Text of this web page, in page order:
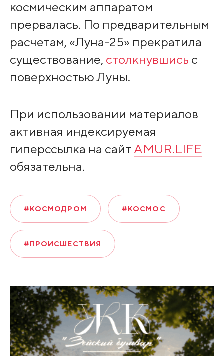
космическим аппаратом
прервалась. По предварительным
расчетам, «Луна-25» прекратила
существование, столкнувшись с
поверхностью Луны.
При использовании материалов
активная индексируемая
гиперссылка на сайт AMUR.LIFE
обязательна.
#КОСМОДРОМ #КОСМОС
#ПРОИСШЕСТВИЯ